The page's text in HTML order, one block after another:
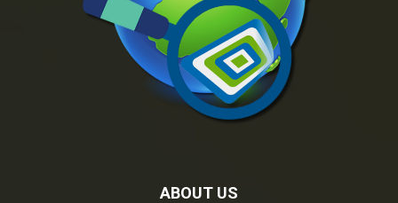
ABOUT US